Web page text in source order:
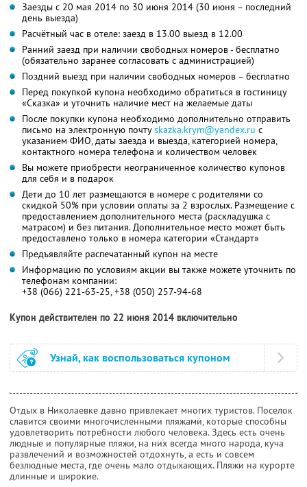
Заезды с 20 мая 2014 по 30 июня 2014 (30 июня – последний
день выезда)
Расчётный час в отеле: заезд в 13.00 выезд в 12.00
Ранний заезд при наличии свободных номеров - бесплатно
(обязательно заранее согласовать с администрацией)
Поздний выезд при наличии свободных номеров – бесплатно
Перед покупкой купона необходимо обратиться в гостиницу
«Сказка» и уточнить наличие мест на желаемые даты
После покупки купона необходимо дополнительно отправить
письмо на электронную почтуskazka.krym@yandex.ru с
указанием ФИО, даты заезда и выезда, категорией номера,
контактного номера телефона и количеством человек
Вы можете приобрести неограниченное количество купонов
для себя и в подарок
Дети до 10 лет размещаются в номере с родителями со
скидкой 50% при условии оплаты за 2 взрослых. Размещение с
предоставлением дополнительного места (раскладушка с
матрасом) и без питания. Дополнительное место может быть
предоставлено только в номера категории «Стандарт»
Предъявляйте распечатанный купон на месте
Информацию по условиям акции вы также можете уточнить по
телефонам компании:
+38 (066) 221-63-25, +38 (050) 257-94-68
Купон действителен по 22 июня 2014 включительно
Узнай, как воспользоваться купоном
Отдых в Николаевке давно привлекает многих туристов. Поселок
славится своими многочисленными пляжами, которые способны
удовлетворить потребности любого человека. Здесь есть очень
людные и популярные пляжи, на них всегда много народа, куча
развлечений и возможностей отдохнуть, а есть и совсем
безлюдные места, где очень мало отдыхающих. Пляжи на курорте
длинные и широкие.